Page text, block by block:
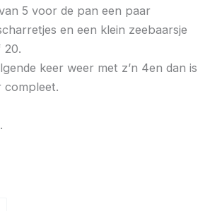
5 voor de pan een paar
en een klein zeebaarsje
20.
keer weer met z’n 4en dan is
compleet.